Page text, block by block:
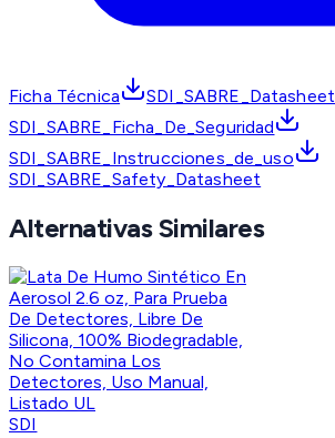
Ficha Técnica
SDI_SABRE_Datasheet
SDI_SABRE_Ficha_De_Seguridad
SDI_SABRE_Instrucciones_de_uso
SDI_SABRE_Safety_Datasheet
Alternativas Similares
SDI